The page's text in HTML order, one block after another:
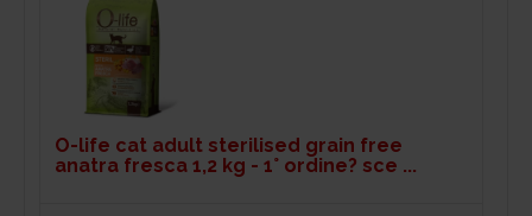
O-life cat adult sterilised grain free
anatra fresca 1,2 kg - 1° ordine? sce ...